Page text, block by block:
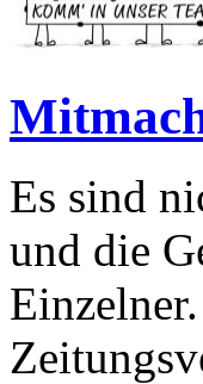
Es sind
und die